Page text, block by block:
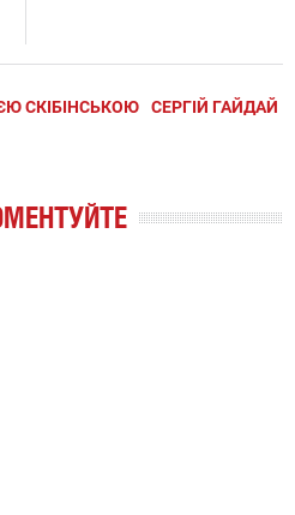
СКІБІНСЬКОЮ СЕРГІЙ ГАЙДАЙ